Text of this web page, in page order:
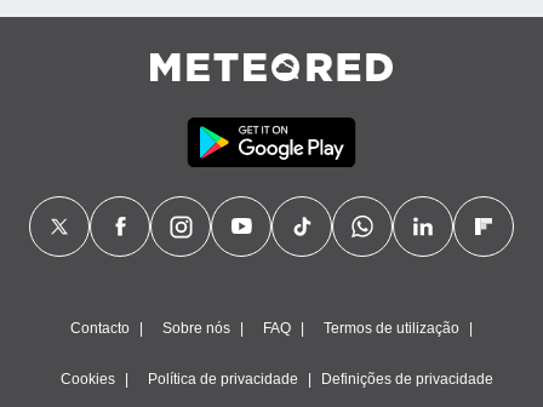
Contacto Sobre nós FAQ Termos de utilização
Cookies Política de privacidade Definições de privacidade